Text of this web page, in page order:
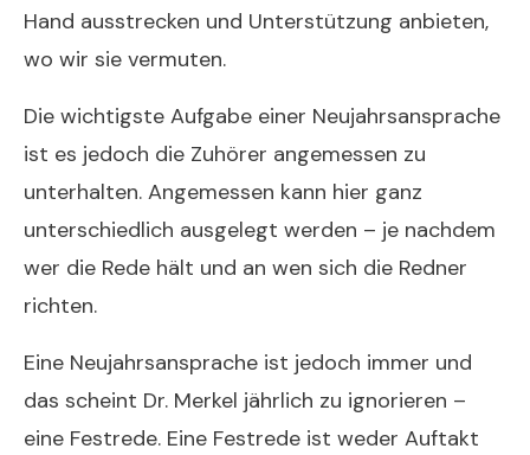
Hand ausstrecken und Unterstützung anbieten,
wo wir sie vermuten.
Die wichtigste Aufgabe einer Neujahrsansprache
ist es jedoch die Zuhörer angemessen zu
unterhalten. Angemessen kann hier ganz
unterschiedlich ausgelegt werden – je nachdem
wer die Rede hält und an wen sich die Redner
richten.
Eine Neujahrsansprache ist jedoch immer und
das scheint Dr. Merkel jährlich zu ignorieren –
eine Festrede. Eine Festrede ist weder Auftakt